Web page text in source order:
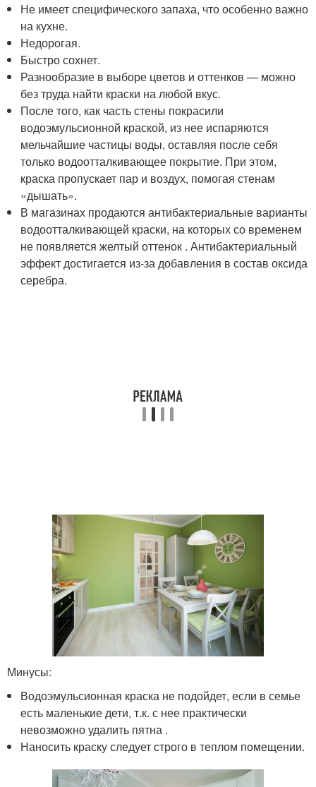
Не имеет специфического запаха, что особенно важно
на кухне.
Недорогая.
Быстро сохнет.
Разнообразие в выборе цветов и оттенков — можно
без труда найти краски на любой вкус.
После того, как часть стены покрасили
водоэмульсионной краской, из нее испаряются
мельчайшие частицы воды, оставляя после себя
только водоотталкивающее покрытие. При этом,
краска пропускает пар и воздух, помогая стенам
«дышать».
В магазинах продаются антибактериальные варианты
водоотталкивающей краски, на которых со временем
не появляется желтый оттенок . Антибактериальный
эффект достигается из-за добавления в состав оксида
серебра.
Минусы:
Водоэмульсионная краска не подойдет, если в семье
есть маленькие дети, т.к. с нее практически
невозможно удалить пятна .
Наносить краску следует строго в теплом помещении.